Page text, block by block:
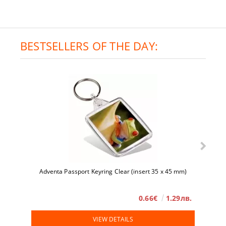
BESTSELLERS OF THE DAY:
Adventa Passport Keyring Clear (insert 35 x 45 mm)
0.66€ 1.29лв.
VIEW DETAILS